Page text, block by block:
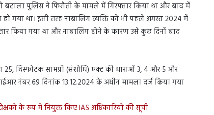
पुलिस ने फिरौती के मामले में गिरफ्तार किया था और बाद में
गया था। इसी तरह नाबालिग व्यक्ति को भी पहले अगस्त 2024 में
किया गया था और नाबालिग होने के कारण उसे कुछ दिनों बाद
विस्फोटक सामग्री (संशोधि) एक्ट की धाराओं 3, 4 और 5 और
नंबर 69 दिनांक 13.12.2024 के अधीन मामला दर्ज किया गया
के रूप में नियुक्त किए IAS अधिकारियों की सूची